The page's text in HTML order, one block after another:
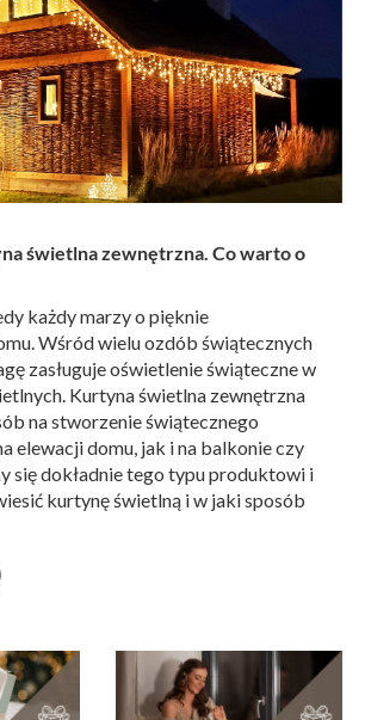
świetlna zewnętrzna. Co warto o
każdy marzy o pięknie
Wśród wielu ozdób świątecznych
zasługuje oświetlenie świąteczne w
Kurtyna świetlna zewnętrzna
na stworzenie świątecznego
elewacji domu, jak i na balkonie czy
się dokładnie tego typu produktowi i
kurtynę świetlną i w jaki sposób